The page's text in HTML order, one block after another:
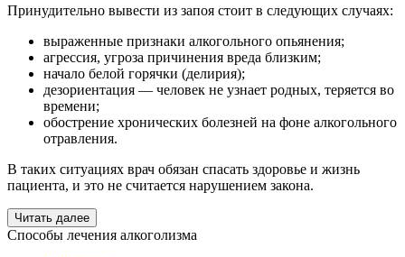
Принудительно вывести из запоя стоит в следующих случаях:
выраженные признаки алкогольного опьянения;
агрессия, угроза причинения вреда близким;
начало белой горячки (делирия);
дезориентация — человек не узнает родных, теряется во
времени;
обострение хронических болезней на фоне алкогольного
отравления.
В таких ситуациях врач обязан спасать здоровье и жизнь
пациента, и это не считается нарушением закона.
Читать далее
Способы лечения алкоголизма